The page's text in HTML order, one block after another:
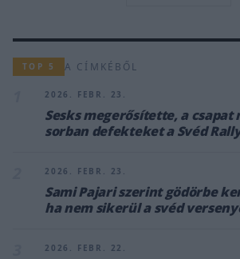
TOP 5 A CÍMKÉBŐL
2026. FEBR. 23.
Sesks megerősítette, a
sorban defekteket a Svéd
2026. FEBR. 23.
Sami Pajari szerint gödörbe
ha nem sikerül a svéd
2026. FEBR. 22.